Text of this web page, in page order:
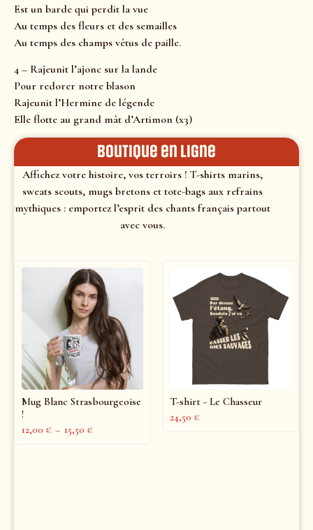
Est un barde qui perdit la vue
Au temps des fleurs et des semailles
Au temps des champs vêtus de paille.
4 – Rajeunit l’ajonc sur la lande
Pour redorer notre blason
Rajeunit l’Hermine de légende
Elle flotte au grand mât d’Artimon (x3)
Boutique en ligne
Affichez votre histoire, vos terroirs ! T-shirts marins,
sweats scouts, mugs bretons et tote-bags aux refrains
mythiques : emportez l’esprit des chants français partout
avec vous.
Mug Blanc Strasbourgeoise
!
12,00 € – 15,50 €
T-shirt - Le Chasseur
24,50 €